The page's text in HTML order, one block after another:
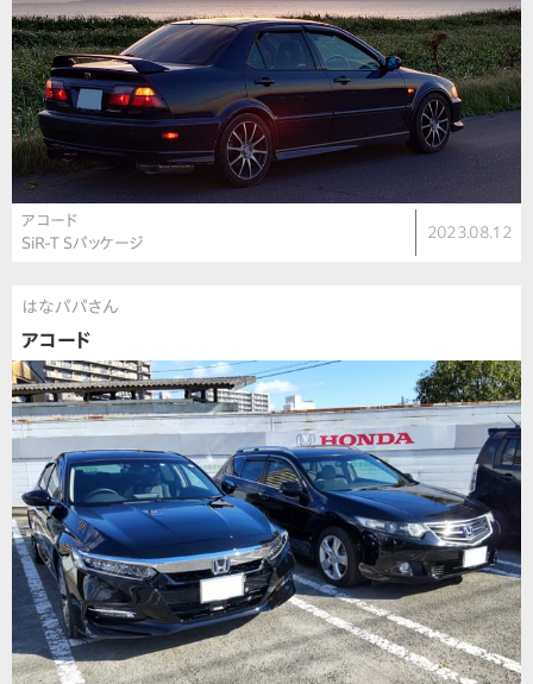
アコード
SiR-T Sパッケージ
2023.08.12
はなパパさん
アコード